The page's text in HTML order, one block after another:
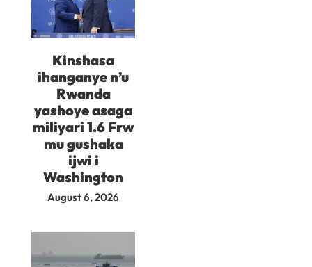
Kinshasa
ihanganye n’u
Rwanda
yashoye asaga
miliyari 1.6 Frw
mu gushaka
ijwi i
Washington
August 6, 2026